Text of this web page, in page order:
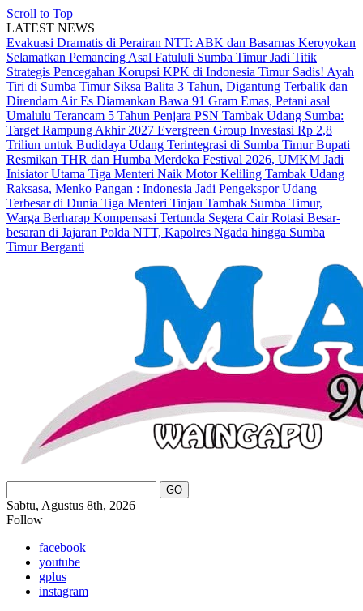
Scroll to Top
LATEST NEWS
Evakuasi Dramatis di Perairan NTT: ABK dan Basarnas Keroyokan
Selamatkan Pemancing Asal Fatululi Sumba Timur Jadi Titik
Strategis Pencegahan Korupsi KPK di Indonesia Timur Sadis! Ayah
Tiri di Sumba Timur Siksa Balita 3 Tahun, Digantung Terbalik dan
Direndam Air Es Diamankan Bawa 91 Gram Emas, Petani asal
Umalulu Terancam 5 Tahun Penjara PSN Tambak Udang Sumba:
Target Rampung Akhir 2027 Evergreen Group Investasi Rp 2,8
Triliun untuk Budidaya Udang Terintegrasi di Sumba TimurBupati
Resmikan THR dan Humba Merdeka Festival 2026, UMKM Jadi
Inisiator Utama Tiga Menteri Naik Motor Keliling Tambak Udang
Raksasa, Menko Pangan : Indonesia Jadi Pengekspor Udang
Terbesar di Dunia Tiga Menteri Tinjau Tambak Sumba Timur,
Warga Berharap Kompensasi Tertunda Segera CairRotasi Besar-
besaran di Jajaran Polda NTT, Kapolres Ngada hingga Sumba
Timur Berganti
Sabtu, Agustus 8th, 2026
Follow
facebook
youtube
gplus
instagram